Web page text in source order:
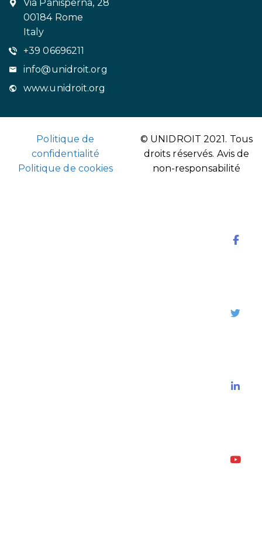
Via Panisperna, 28
00184 Rome
Italy
+39 06696211
info@unidroit.org
www.unidroit.org
Politique de
confidentialité
Politique de cookies
© UNIDROIT 2021. Tous
droits réservés. Avis de
non-responsabilité